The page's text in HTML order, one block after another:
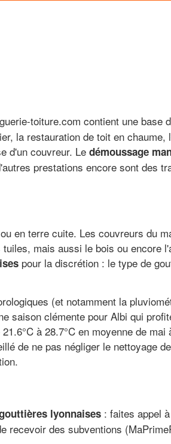
toiture.com contient une base
la restauration de toit en chaume,
d'un couvreur. Le démoussage
prestations encore sont des
en terre cuite. Les couvreurs du
mais aussi le bois ou encore
pour la discrétion : le type de
(et notamment la
saison clémente pour Albi qui
à 28.7°C en moyenne de mai
de ne pas négliger le nettoyage
lyonnaises : faites appel
recevoir des subventions